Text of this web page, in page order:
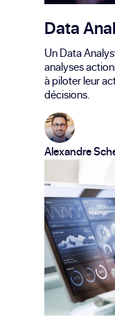
Data
Un Data
analyses
à piloter leur
décisions.
Alexandre